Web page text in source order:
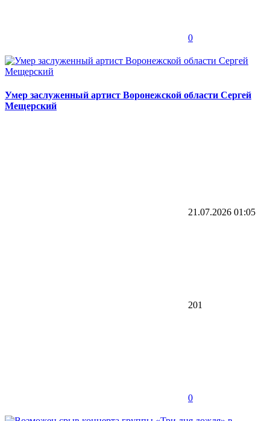
0
Умер заслуженный артист Воронежской области Сергей
Мещерский
21.07.2026 01:05
201
0